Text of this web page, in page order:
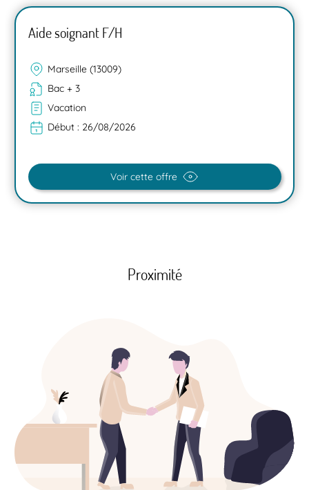
Aide soignant F/H
Marseille (13009)
Bac + 3
Vacation
Début : 26/08/2026
Voir cette offre
Proximité